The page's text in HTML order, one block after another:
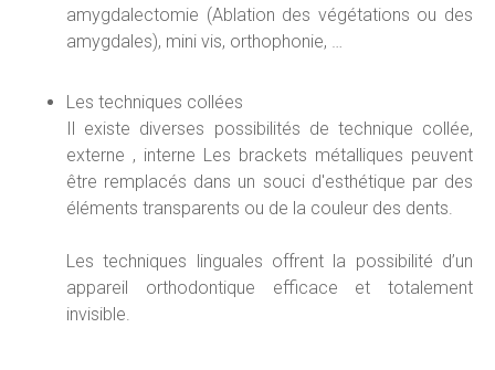
amygdalectomie (Ablation des végétations ou des
amygdales), mini vis, orthophonie, …
Les techniques collées
Il existe diverses possibilités de technique collée,
externe , interne Les brackets métalliques peuvent
être remplacés dans un souci d'esthétique par des
éléments transparents ou de la couleur des dents.
Les techniques linguales offrent la possibilité d’un
appareil orthodontique efficace et totalement
invisible.